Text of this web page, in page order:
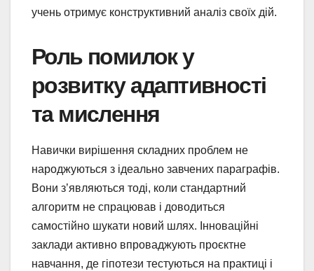
учень отримує конструктивний аналіз своїх дій.
Роль помилок у
розвитку адаптивності
та мислення
Навички вирішення складних проблем не
народжуються з ідеально завчених параграфів.
Вони з’являються тоді, коли стандартний
алгоритм не спрацював і доводиться
самостійно шукати новий шлях. Інноваційні
заклади активно впроваджують проєктне
навчання, де гіпотези тестуються на практиці і